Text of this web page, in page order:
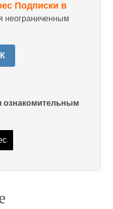
Подписки в
неограниченным
ознакомительным